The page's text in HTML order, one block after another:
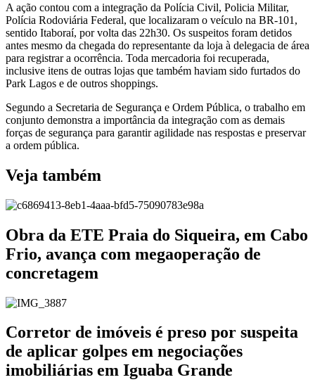
A ação contou com a integração da Polícia Civil, Policia Militar,
Polícia Rodoviária Federal, que localizaram o veículo na BR-101,
sentido Itaboraí, por volta das 22h30. Os suspeitos foram detidos
antes mesmo da chegada do representante da loja à delegacia de área
para registrar a ocorrência. Toda mercadoria foi recuperada,
inclusive itens de outras lojas que também haviam sido furtados do
Park Lagos e de outros shoppings.
Segundo a Secretaria de Segurança e Ordem Pública, o trabalho em
conjunto demonstra a importância da integração com as demais
forças de segurança para garantir agilidade nas respostas e preservar
a ordem pública.
Veja também
Obra da ETE Praia do Siqueira, em Cabo
Frio, avança com megaoperação de
concretagem
Corretor de imóveis é preso por suspeita
de aplicar golpes em negociações
imobiliárias em Iguaba Grande